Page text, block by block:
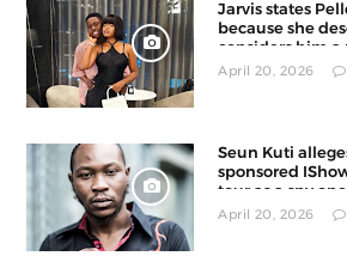
Jarvis states
because she
considers him a
April 20, 2026
Seun Kuti
sponsored
tour as a spy
April 20, 2026